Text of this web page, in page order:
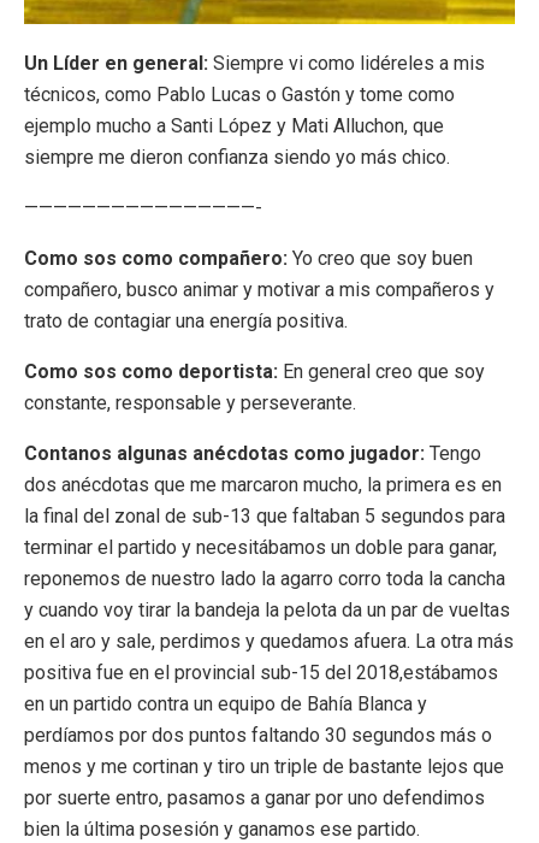
Un Líder en general: Siempre vi como lidéreles a mis
técnicos, como Pablo Lucas o Gastón y tome como
ejemplo mucho a Santi López y Mati Alluchon, que
siempre me dieron confianza siendo yo más chico.
————————————————-
Como sos como compañero: Yo creo que soy buen
compañero, busco animar y motivar a mis compañeros y
trato de contagiar una energía positiva.
Como sos como deportista: En general creo que soy
constante, responsable y perseverante.
Contanos algunas anécdotas como jugador: Tengo
dos anécdotas que me marcaron mucho, la primera es en
la final del zonal de sub-13 que faltaban 5 segundos para
terminar el partido y necesitábamos un doble para ganar,
reponemos de nuestro lado la agarro corro toda la cancha
y cuando voy tirar la bandeja la pelota da un par de vueltas
en el aro y sale, perdimos y quedamos afuera. La otra más
positiva fue en el provincial sub-15 del 2018,estábamos
en un partido contra un equipo de Bahía Blanca y
perdíamos por dos puntos faltando 30 segundos más o
menos y me cortinan y tiro un triple de bastante lejos que
por suerte entro, pasamos a ganar por uno defendimos
bien la última posesión y ganamos ese partido.